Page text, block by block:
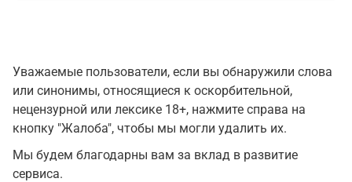
Уважаемые пользователи, если вы обнаружили слова
или синонимы, относящиеся к оскорбительной,
нецензурной или лексике 18+, нажмите справа на
кнопку "Жалоба", чтобы мы могли удалить их.
Мы будем благодарны вам за вклад в развитие
сервиса.